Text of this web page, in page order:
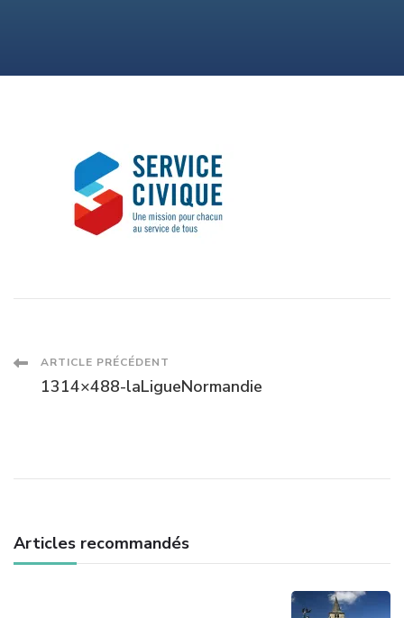
Navigation
ARTICLE PRÉCÉDENT
1314×488-laLigueNormandie
Articles recommandés